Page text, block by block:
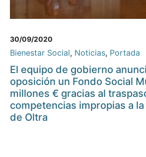
30/09/2020
Bienestar Social, Noticias, Portada
El equipo de gobierno
oposición un Fondo Social
millones € gracias al
competencias impropias a
de Oltra